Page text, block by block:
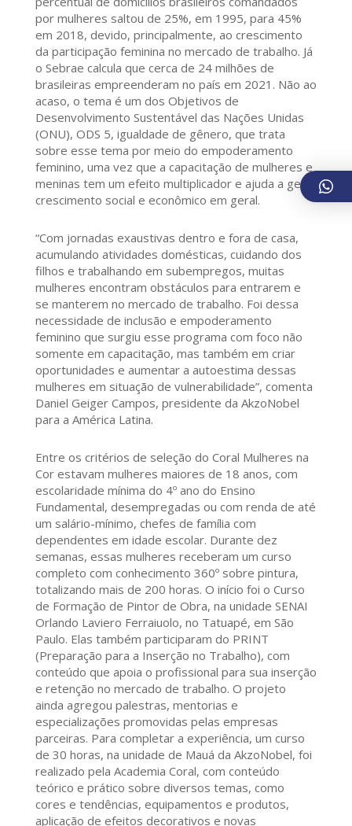
por mulheres saltou de 25%, em 1995, para 45%
em 2018, devido, principalmente, ao crescimento
da participação feminina no mercado de trabalho. Já
o Sebrae calcula que cerca de 24 milhões de
brasileiras empreenderam no país em 2021. Não ao
acaso, o tema é um dos Objetivos de
Desenvolvimento Sustentável das Nações Unidas
(ONU), ODS 5, igualdade de gênero, que trata
sobre esse tema por meio do empoderamento
feminino, uma vez que a capacitação de mulheres e
meninas tem um efeito multiplicador e ajuda a gerar
crescimento social e econômico em geral.
“Com jornadas exaustivas dentro e fora de casa,
acumulando atividades domésticas, cuidando dos
filhos e trabalhando em subempregos, muitas
mulheres encontram obstáculos para entrarem e
se manterem no mercado de trabalho. Foi dessa
necessidade de inclusão e empoderamento
feminino que surgiu esse programa com foco não
somente em capacitação, mas também em criar
oportunidades e aumentar a autoestima dessas
mulheres em situação de vulnerabilidade”, comenta
Daniel Geiger Campos, presidente da AkzoNobel
para a América Latina.
Entre os critérios de seleção do Coral Mulheres na
Cor estavam mulheres maiores de 18 anos, com
escolaridade mínima do 4º ano do Ensino
Fundamental, desempregadas ou com renda de até
um salário-mínimo, chefes de família com
dependentes em idade escolar. Durante dez
semanas, essas mulheres receberam um curso
completo com conhecimento 360º sobre pintura,
totalizando mais de 200 horas. O início foi o Curso
de Formação de Pintor de Obra, na unidade SENAI
Orlando Laviero Ferraiuolo, no Tatuapé, em São
Paulo. Elas também participaram do PRINT
(Preparação para a Inserção no Trabalho), com
conteúdo que apoia o profissional para sua inserção
e retenção no mercado de trabalho. O projeto
ainda agregou palestras, mentorias e
especializações promovidas pelas empresas
parceiras. Para completar a experiência, um curso
de 30 horas, na unidade de Mauá da AkzoNobel, foi
realizado pela Academia Coral, com conteúdo
teórico e prático sobre diversos temas, como
cores e tendências, equipamentos e produtos,
aplicação de efeitos decorativos e novas